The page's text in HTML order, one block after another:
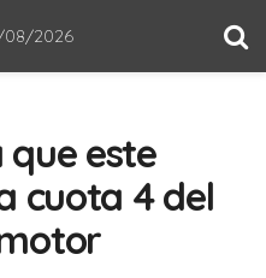
2026
que este
cuota 4 del